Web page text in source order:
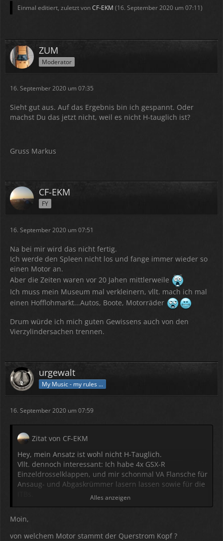
Einmal editiert, zuletzt vonCF-EKM (16. September 2020 um 07:11)
ZUM
Moderator
16. September 2020 um 07:35
Sieht gut aus. Auf das Ergebnis bin ich gespannt. Oder
machst Du das jetzt nicht, weil es nicht H-tauglich ist?
Gruss Markus
CF-EKM
FY
16. September 2020 um 07:51
Na bei mir wird das nicht fertig.
Ich werde den Spleen nicht los und fange immer wieder so
einen Motor an.
Aber die Zeiten waren vor 20 Jahen mittlerweile
Ich muss mein Museum mal verkleinern, vllt. mach ich mal
einen Hofflohmarkt...Autos, Boote, Motorräder
Drum würde ich mich guten Gewissens auch von den
Vierzylindersachen trennen.
urgewalt
My Music - my rules ...
16. September 2020 um 07:59
Zitat von CF-EKM
Hey, mein Ansatz ist wohl nicht H-Tauglich.
Vllt. dennoch interessant: Ich habe 4x GSX-R
Einzeldrosselklappen, und mir schonmal VA Flansche für
Ansaug- und Abgaskrümmer lasern lassen sowie für die
Zylinderkopf ist auch vorhanden (Querstrom-
Zylinderkopf für 827) incl. passenden Ventilen. Ein
bisschen Arbeit ist an dem Satz noch dran, dann gibt
das einen tollen Motor.
Alles anzeigen
Moin,
von welchem Motor stammt der Querstrom Kopf ?